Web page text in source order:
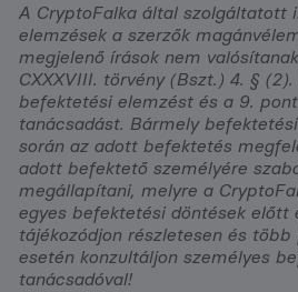
A CryptoFalka által szolgáltatott
elemzések a szerzők
megjelenő írások nem
CXXXVIII. törvény (Bszt.) 4. §
befektetési elemzést és a 9.
tanácsadást. Bármely
során az adott befektetés
adott befektető személyére
megállapítani, melyre a
egyes befektetési döntések előtt
tájékozódjon részletesen és
esetén konzultáljon személyes
tanácsadóval!